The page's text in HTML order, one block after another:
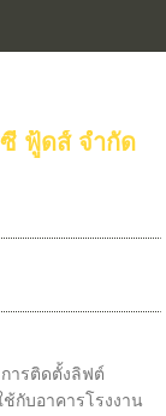
ซี่ ฟู้ดส์ จำกัด
ารติดตั้งลิฟต์
กับอาคารโรงงาน